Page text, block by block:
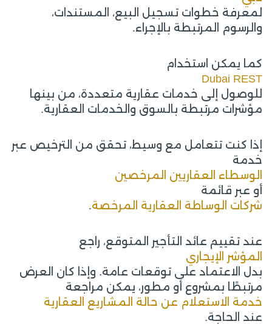
لمعرفة خطوات تسجيل البيع، المستندات،
والرسوم المرتبطة بالإجراء.
كما يمكن استخدام
Dubai REST
للوصول إلى خدمات عقارية متعددة، من بينها
مؤشرات مرتبطة بالسوق والخدمات العقارية.
إذا كنت تتعامل مع وسيط، تحقق من الترخيص عبر
خدمة
الوسطاء العقاريين المرخصين
أو عبر قائمة
شركات الوساطة العقارية المرخصة.
عند تقييم عائد التأجير المتوقع، راجع
المؤشر الإيجاري
بدل الاعتماد على توقعات عامة. وإذا كان العرض
مرتبطًا بمشروع أو مطور، يمكن مراجعة
خدمة الاستعلام عن حالة المشاريع العقارية
عند الحاجة.